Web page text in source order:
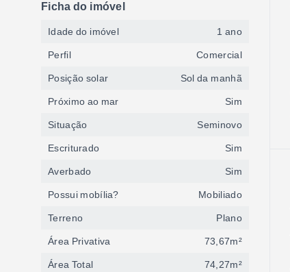
Ficha do imóvel
Idade do imóvel 1 ano
Perfil Comercial
Posição solar Sol da manhã
Próximo ao mar Sim
Situação Seminovo
Escriturado Sim
Averbado Sim
Possui mobília? Mobiliado
Terreno Plano
Área Privativa 73,67m²
Área Total 74,27m²